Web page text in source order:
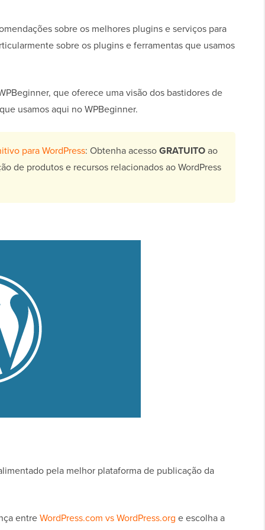
sobre os melhores plugins e serviços para
sobre os plugins e ferramentas que usamos
que oferece uma visão dos bastidores de
usamos aqui no WPBeginner.
para WordPress: Obtenha acessoGRATUITOao
de produtos e recursos relacionados ao WordPress
pela melhor plataforma de publicação da
entreWordPress.com vs WordPress.org e escolha a